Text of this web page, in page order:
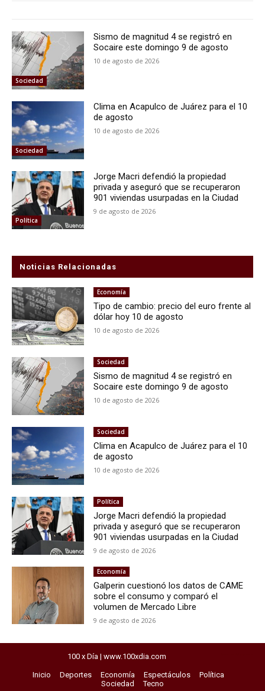
Sociedad
Sismo de magnitud 4 se registró en
Socaire este domingo 9 de agosto
10 de agosto de 2026
Sociedad
Clima en Acapulco de Juárez para el 10
de agosto
10 de agosto de 2026
Política
Jorge Macri defendió la propiedad
privada y aseguró que se recuperaron
901 viviendas usurpadas en la Ciudad
9 de agosto de 2026
Noticias Relacionadas
Economía
Tipo de cambio: precio del euro frente al
dólar hoy 10 de agosto
10 de agosto de 2026
Sociedad
Sismo de magnitud 4 se registró en
Socaire este domingo 9 de agosto
10 de agosto de 2026
Sociedad
Clima en Acapulco de Juárez para el 10
de agosto
10 de agosto de 2026
Política
Jorge Macri defendió la propiedad
privada y aseguró que se recuperaron
901 viviendas usurpadas en la Ciudad
9 de agosto de 2026
Economía
Galperin cuestionó los datos de CAME
sobre el consumo y comparó el
volumen de Mercado Libre
9 de agosto de 2026
100 x Día | www.100xdia.com
Inicio Deportes Economía Espectáculos
Política
Sociedad
Tecno